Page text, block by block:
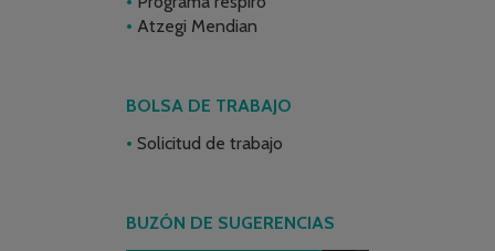
Atzegi Mendian
BOLSA DE TRABAJO
Solicitud de trabajo
BUZÓN DE SUGERENCIAS